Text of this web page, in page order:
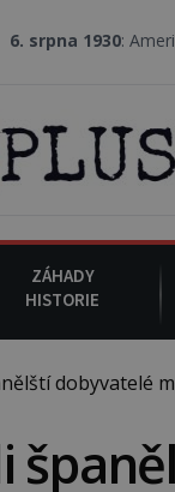
vrchní
ZÁHADY
HISTORIE
dobyvatelé